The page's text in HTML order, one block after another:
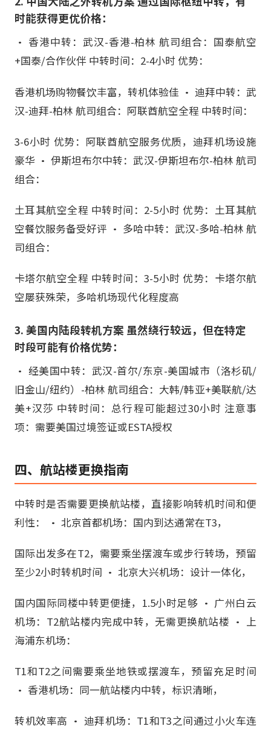
时能获得更优价格：
• 香港中转：武汉-香港-柏林 航司组合：国泰航空
+国泰/合作伙伴 中转时间：2-4小时 优势：
香港机场购物餐饮丰富，转机体验佳 • 迪拜中转：武
汉-迪拜-柏林 航司组合：阿联酋航空全程 中转时间：
3-6小时 优势：阿联酋航空服务优质，迪拜机场设施
豪华 • 伊斯坦布尔中转：武汉-伊斯坦布尔-柏林 航司
组合：
土耳其航空全程 中转时间：2-5小时 优势：土耳其航
空餐饮服务备受好评 • 多哈中转：武汉-多哈-柏林 航
司组合：
卡塔尔航空全程 中转时间：3-5小时 优势：卡塔尔航
空屡获殊荣，多哈机场现代化程度高
3. 美国内陆段转机方案 虽然绕行较远，但在特定
时段可能有价格优势：
• 经美国中转：武汉-首尔/东京-美国城市（洛杉矶/
旧金山/纽约）-柏林 航司组合：大韩/韩亚+美联航/达
美+汉莎 中转时间：总行程可能超过30小时 注意事
项：需要美国过境签证或ESTA授权
四、航站楼更换指南
中转时是否需要更换航站楼，直接影响转机时间和便
利性： • 北京首都机场：国内到达通常在T3，
国际出发多在T2，需要乘坐摆渡车或步行转场，预留
至少2小时转机时间 • 北京大兴机场：设计一体化，
国内国际同楼中转更便捷，1.5小时足够 • 广州白云
机场：T2航站楼内完成中转，无需更换航站楼 • 上
海浦东机场：
T1和T2之间需要乘坐地铁或摆渡车，预留充足时间
• 香港机场：同一航站楼内中转，标识清晰，
转机效率高 • 迪拜机场：T1和T3之间通过小火车连